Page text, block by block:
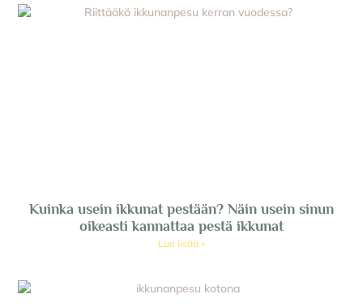
Kuinka usein ikkunat pestään? Näin usein sinun
oikeasti kannattaa pestä ikkunat
Lue lisää »